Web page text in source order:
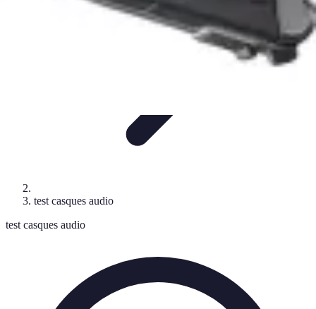
test casques audio
test casques audio